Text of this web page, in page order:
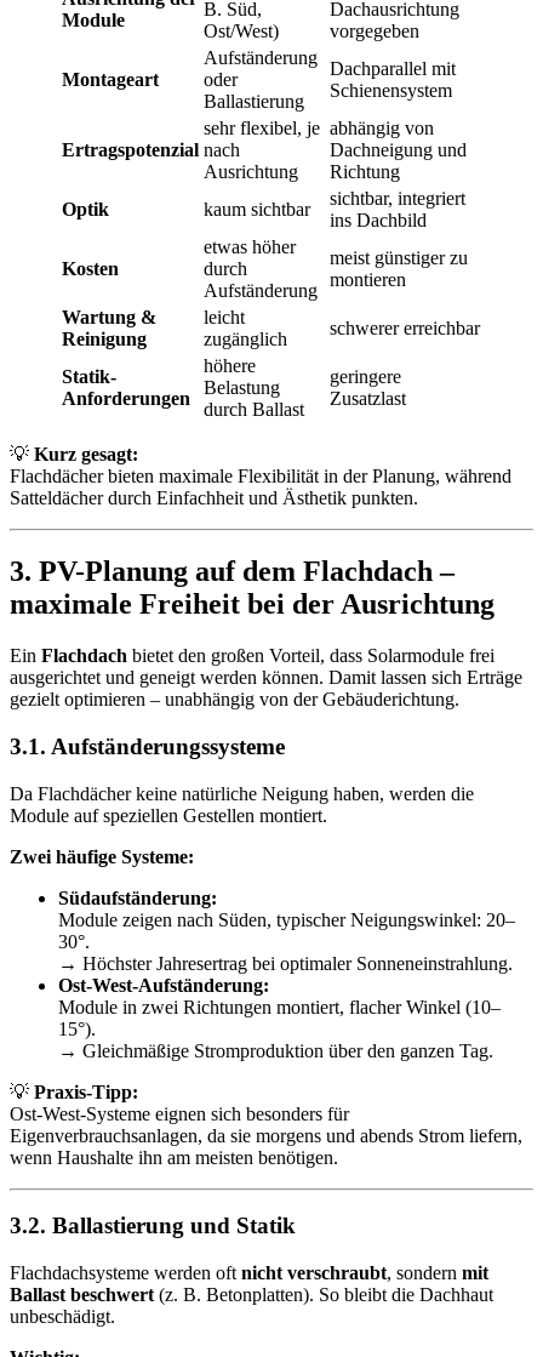
Module
B. Süd,
Ost/West)
Dachausrichtung
vorgegeben
Montageart
Aufständerung
oder
Ballastierung
Dachparallel mit
Schienensystem
Ertragspotenzial
sehr flexibel, je
nach
Ausrichtung
abhängig von
Dachneigung und
Richtung
Optik
kaum sichtbar
sichtbar, integriert
ins Dachbild
Kosten
etwas höher
durch
Aufständerung
meist günstiger zu
montieren
Wartung &
Reinigung
leicht
zugänglich
schwerer erreichbar
Statik-
Anforderungen
höhere
Belastung
durch Ballast
geringere
Zusatzlast
💡 Kurz gesagt:
Flachdächer bieten maximale Flexibilität in der Planung, während
Satteldächer durch Einfachheit und Ästhetik punkten.
3. PV-Planung auf dem Flachdach –
maximale Freiheit bei der Ausrichtung
Ein Flachdach bietet den großen Vorteil, dass Solarmodule frei
ausgerichtet und geneigt werden können. Damit lassen sich Erträge
gezielt optimieren – unabhängig von der Gebäuderichtung.
3.1. Aufständerungssysteme
Da Flachdächer keine natürliche Neigung haben, werden die
Module auf speziellen Gestellen montiert.
Zwei häufige Systeme:
Südaufständerung:
Module zeigen nach Süden, typischer Neigungswinkel: 20–
30°.
→ Höchster Jahresertrag bei optimaler Sonneneinstrahlung.
Ost-West-Aufständerung:
Module in zwei Richtungen montiert, flacher Winkel (10–
15°).
→ Gleichmäßige Stromproduktion über den ganzen Tag.
💡 Praxis-Tipp:
Ost-West-Systeme eignen sich besonders für
Eigenverbrauchsanlagen, da sie morgens und abends Strom liefern,
wenn Haushalte ihn am meisten benötigen.
3.2. Ballastierung und Statik
Flachdachsysteme werden oft nicht verschraubt, sondern mit
Ballast beschwert (z. B. Betonplatten). So bleibt die Dachhaut
unbeschädigt.